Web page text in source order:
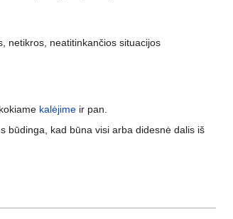
netikros, neatitinkančios situacijos
kalėjime ir pan.
būdinga, kad būna visi arba didesnė dalis iš